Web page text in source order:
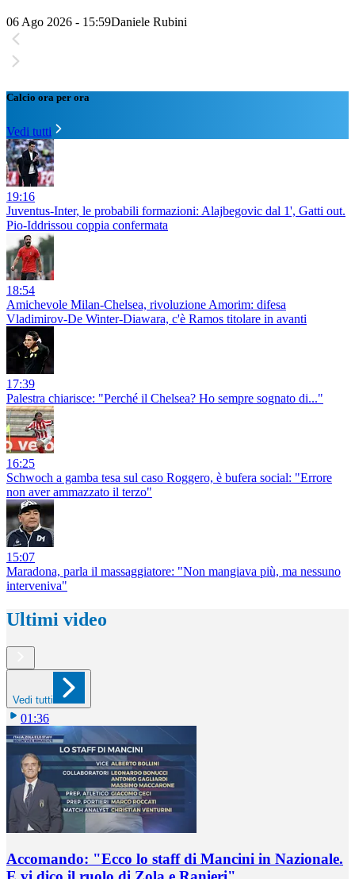
06 Ago 2026 - 15:59Daniele Rubini
Calcio ora per ora
Vedi tutti
19:16
Juventus-Inter, le probabili formazioni: Alajbegovic dal 1', Gatti out.
Pio-Iddrissou coppia confermata
18:54
Amichevole Milan-Chelsea, rivoluzione Amorim: difesa
Vladimirov-De Winter-Diawara, c'è Ramos titolare in avanti
17:39
Palestra chiarisce: "Perché il Chelsea? Ho sempre sognato di..."
16:25
Schwoch a gamba tesa sul caso Roggero, è bufera social: "Errore
non aver ammazzato il terzo"
15:07
Maradona, parla il massaggiatore: "Non mangiava più, ma nessuno
interveniva"
Ultimi video
Vedi tutti
01:36
Accomando: "Ecco lo staff di Mancini in Nazionale.